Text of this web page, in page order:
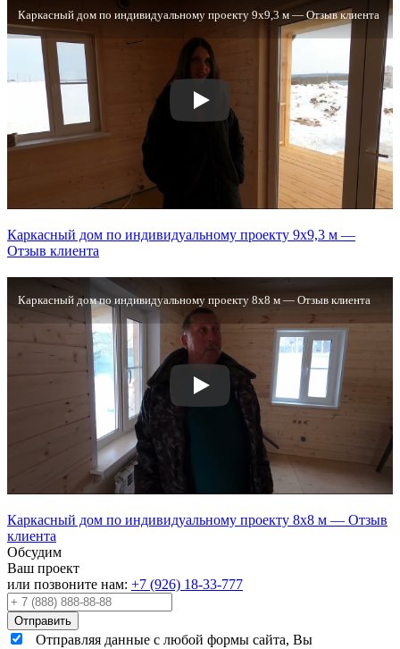
Каркасный дом по индивидуальному проекту 9х9,3 м — Отзыв клиента
Каркасный дом по индивидуальному проекту 9х9,3 м —
Отзыв клиента
Каркасный дом по индивидуальному проекту 8х8 м — Отзыв клиента
Каркасный дом по индивидуальному проекту 8х8 м — Отзыв
клиента
Обсудим
Ваш проект
или позвоните нам: +7 (926) 18-33-777
Отправляя данные с любой формы сайта, Вы